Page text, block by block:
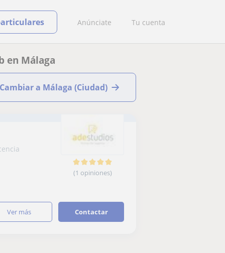
Anúnciate Tu cuenta
en Málaga
Cambiar a Málaga (Ciudad)
(1 opiniones)
ver más Contactar